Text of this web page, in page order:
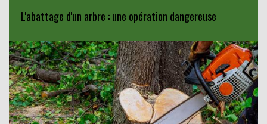
L'abattage d'un arbre : une opération dangereuse